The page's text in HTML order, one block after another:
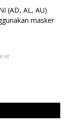
(AD, AL, AU)
masker